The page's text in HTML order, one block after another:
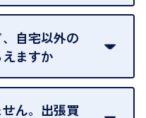
同意があってもご利用い
自宅以外の
ますか
き受けできません。ご指
の迷惑となることが考
ん。出張買